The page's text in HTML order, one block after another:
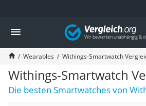
Die beliebtesten Vergleiche nach Kategorie
Freizeit & Sport
Gartentrampolin
Trampolin
Metalldetektor
Eufab-Fahrradträger
Trampolin 366 cm
Vergleich
Wearables Withings-Smartwatch
Withings-Smartwatch
Die besten Smartwatches von